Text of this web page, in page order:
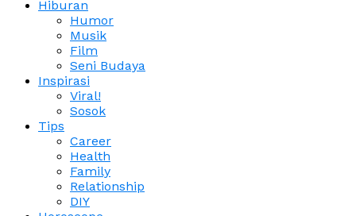
Hiburan
Humor
Musik
Film
Seni Budaya
Inspirasi
Viral!
Sosok
Tips
Career
Health
Family
Relationship
DIY